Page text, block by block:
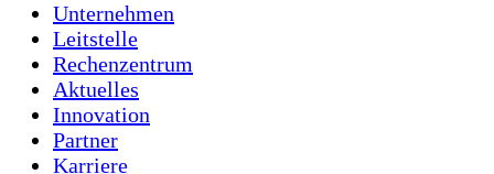
Unternehmen
Leitstelle
Rechenzentrum
Aktuelles
Innovation
Partner
Karriere